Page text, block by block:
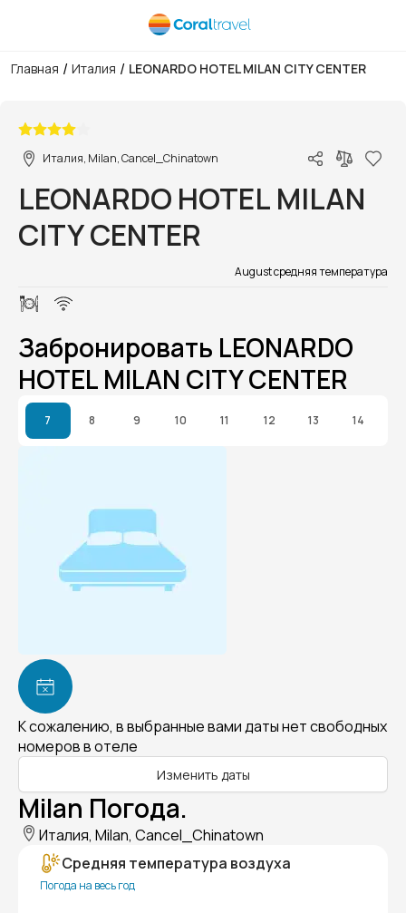
Главная / Италия / LEONARDO HOTEL MILAN CITY CENTER
Италия, Milan, Cancel_Chinatown
LEONARDO HOTEL MILAN
CITY CENTER
August средняя температура
Забронировать LEONARDO
HOTEL MILAN CITY CENTER
7 8 9 10 11 12 13 14
К сожалению, в выбранные вами даты нет свободных
номеров в отеле
Изменить даты
Milan Погода.
Италия, Milan, Cancel_Chinatown
Средняя температура воздуха
Погода на весь год